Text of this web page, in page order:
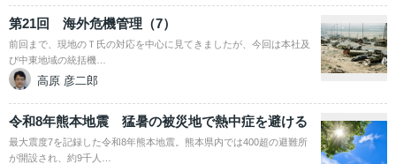
第21回 海外危機管理（7）
前回まで、現地のＴ氏の対応を中心に見てきましたが、今回は本社及
び中東地域の統括機…
高原 彦二郎
令和8年熊本地震 猛暑の被災地で熱中症を避ける
最大震度7を記録した令和8年熊本地震。熊本県内では400超の避難所
が開設され、約9千人…